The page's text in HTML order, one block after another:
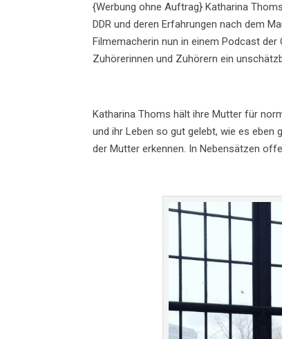
{Werbung ohne Auftrag} Katharina
DDR und deren Erfahrungen nach dem
Filmemacherin nun in einem Podcast
Zuhörerinnen und Zuhörern ein
Katharina Thoms hält ihre Mutter für
und ihr Leben so gut gelebt, wie es eben
der Mutter erkennen. In Nebensätzen